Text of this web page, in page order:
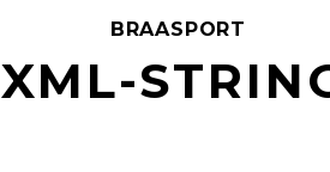
BRAASPORT
XML-